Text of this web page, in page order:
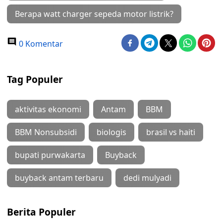
Berapa watt charger sepeda motor listrik?
0 Komentar
Tag Populer
aktivitas ekonomi Antam BBM
BBM Nonsubsidi biologis brasil vs haiti
bupati purwakarta Buyback
buyback antam terbaru dedi mulyadi
Berita Populer